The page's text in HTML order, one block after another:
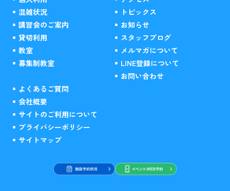
混雑状況
講習会のご案内
貸切利用
教室
募集制教室
トピックス
お知らせ
スタッフブログ
メルマガについて
LINE登録について
お問い合わせ
よくあるご質問
会社概要
サイトのご利用について
プライバシーポリシー
サイトマップ